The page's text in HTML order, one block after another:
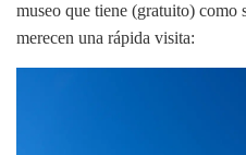
museo que tiene (gratuito) como
merecen una rápida visita: